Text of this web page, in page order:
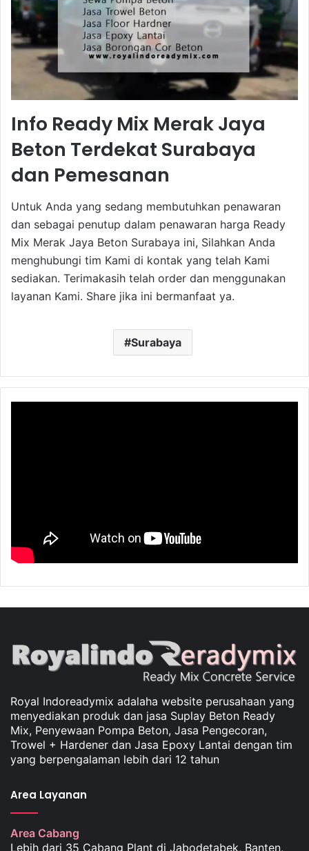
Info Ready Mix Merak Jaya
Beton Terdekat Surabaya
dan Pemesanan
Untuk Anda yang sedang membutuhkan penawaran
dan sebagai penutup dalam penawaran harga Ready
Mix Merak Jaya Beton Surabaya ini, Silahkan Anda
menghubungi tim Kami di kontak yang telah Kami
sediakan. Terimakasih telah order dan menggunakan
layanan Kami. Share jika ini bermanfaat ya.
Surabaya
Royal Indoreadymix adalaha website perusahaan yang
menyediakan produk dan jasa Suplay Beton Ready
Mix, Penyewaan Pompa Beton, Jasa Pengecoran,
Trowel + Hardener dan Jasa Epoxy Lantai dengan tim
yang berpengalaman lebih dari 12 tahun
Area Layanan
Area Cabang
Lebih dari 35 Cabang Plant di Jabodetabek, Banten,